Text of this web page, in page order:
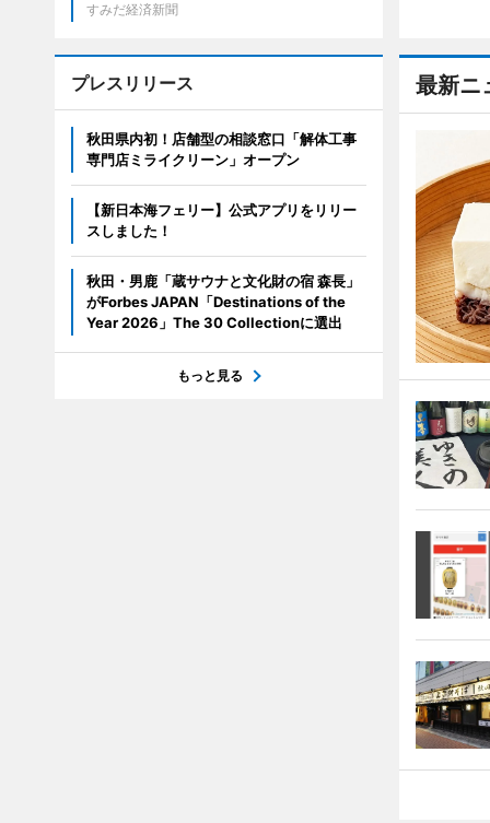
最新ニ
すみだ経済新聞
プレスリリース
秋田県内初！店舗型の相談窓口「解体工事
専門店ミライクリーン」オープン
【新日本海フェリー】公式アプリをリリー
スしました！
秋田・男鹿「蔵サウナと文化財の宿 森長」
がForbes JAPAN「Destinations of the
Year 2026」The 30 Collectionに選出
もっと見る